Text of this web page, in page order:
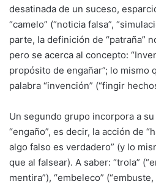
desatinada de un suceso,
“camelo” (“noticia falsa”,
parte, la definición de “patraña”
pero se acerca al concepto:
propósito de engañar”; lo mismo
palabra “invención” (“fingir
Un segundo grupo incorpora a
“engaño”, es decir, la acción de
algo falso es verdadero” (y lo
que al falsear). A saber: “trola”
mentira”), “embeleco” (“embuste,